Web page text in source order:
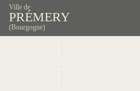
Ville de
PRÉMERY
(Bourgogne)